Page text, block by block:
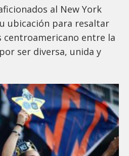
al New York
ubicación para resaltar
centroamericano entre la
ser diversa, unida y